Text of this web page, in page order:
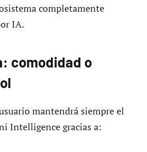
completamente
IA.
comodidad o
mantendrá siempre el
Intelligence gracias a: